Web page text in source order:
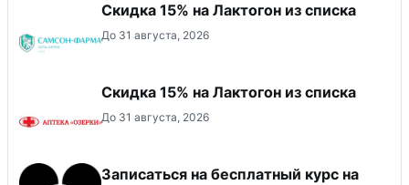
Скидка 15% на Лактогон из списка
До 31 августа, 2026
Скидка 15% на Лактогон из списка
До 31 августа, 2026
Записаться на бесплатный курс на